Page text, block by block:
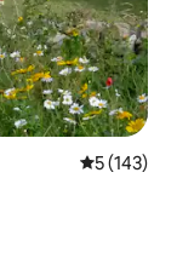
5 (143)